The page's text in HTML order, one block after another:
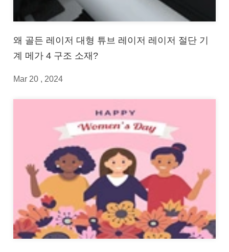
왜 골든 레이저 대형 튜브 레이저 레이저 절단 기
계 메가 4 구조 소재?
Mar 20 , 2024